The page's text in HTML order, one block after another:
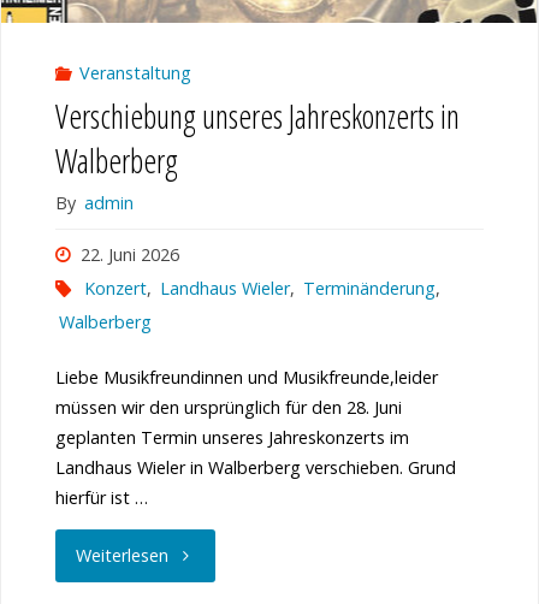
Veranstaltung
Verschiebung unseres Jahreskonzerts in
Walberberg
By admin
22. Juni 2026
Konzert, Landhaus Wieler, Terminänderung,
Walberberg
Liebe Musikfreundinnen und Musikfreunde,leider
müssen wir den ursprünglich für den 28. Juni
geplanten Termin unseres Jahreskonzerts im
Landhaus Wieler in Walberberg verschieben. Grund
hierfür ist …
Weiterlesen"Verschiebung